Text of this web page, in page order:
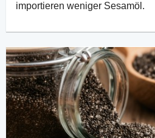
importieren weniger Sesamöl.